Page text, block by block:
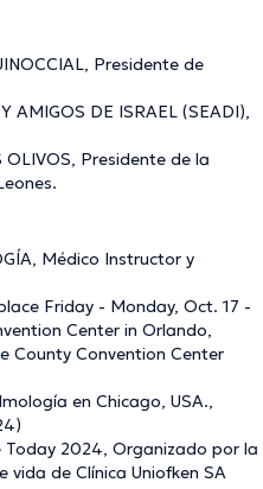
Presidente de
AMIGOS DE ISRAEL (SEADI),
OLIVOS, Presidente de la
Médico Instructor y
Friday - Monday, Oct. 17 -
Center in Orlando,
County Convention Center
en Chicago, USA.,
2024, Organizado por la
de Clínica Uniofken SA